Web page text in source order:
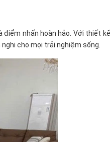
nhấn hoàn hảo. Với thiết
cho mọi trải nghiệm sống.